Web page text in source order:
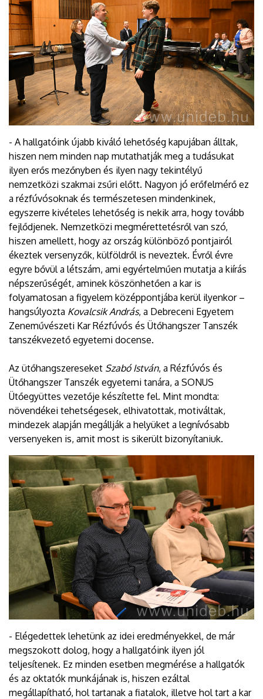
- A hallgatóink újabb kiváló lehetőség kapujában álltak,
hiszen nem minden nap mutathatják meg a tudásukat
ilyen erős mezőnyben és ilyen nagy tekintélyű
nemzetközi szakmai zsűri előtt. Nagyon jó erőfelmérő ez
a rézfúvósoknak és természetesen mindenkinek,
egyszerre kivételes lehetőség is nekik arra, hogy tovább
fejlődjenek. Nemzetközi megmérettetésről van szó,
hiszen amellett, hogy az ország különböző pontjairól
ékeztek versenyzők, külföldről is neveztek. Évről évre
egyre bővül a létszám, ami egyértelműen mutatja a kiírás
népszerűségét, aminek köszönhetően a kar is
folyamatosan a figyelem középpontjába kerül ilyenkor –
hangsúlyozta Kovalcsik András, a Debreceni Egyetem
Zeneművészeti Kar Rézfúvós és Ütőhangszer Tanszék
tanszékvezető egyetemi docense.
Az ütőhangszereseket Szabó István, a Rézfúvós és
Ütőhangszer Tanszék egyetemi tanára, a SONUS
Ütőegyüttes vezetője készítette fel. Mint mondta:
növendékei tehetségesek, elhivatottak, motiváltak,
mindezek alapján megállják a helyüket a legnívósabb
versenyeken is, amit most is sikerült bizonyítaniuk.
- Elégedettek lehetünk az idei eredményekkel, de már
megszokott dolog, hogy a hallgatóink ilyen jól
teljesítenek. Ez minden esetben megmérése a hallgatók
és az oktatók munkájának is, hiszen ezáltal
megállapítható, hol tartanak a fiatalok, illetve hol tart a kar